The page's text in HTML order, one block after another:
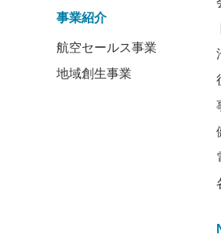
事業紹介
航空セールス事業
地域創生事業